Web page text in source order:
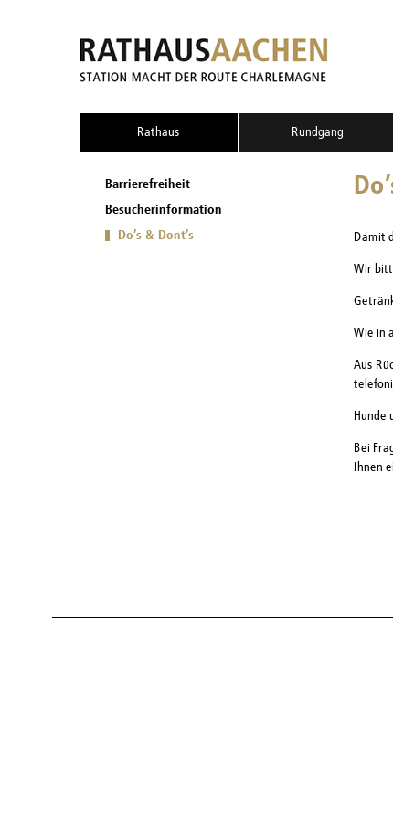
Rathaus Rundgang
Barrierefreiheit
Besucherinformation
Do’s & Dont’s
Damit
Wir
Wie in
Aus
Hunde
Bei
Ihnen